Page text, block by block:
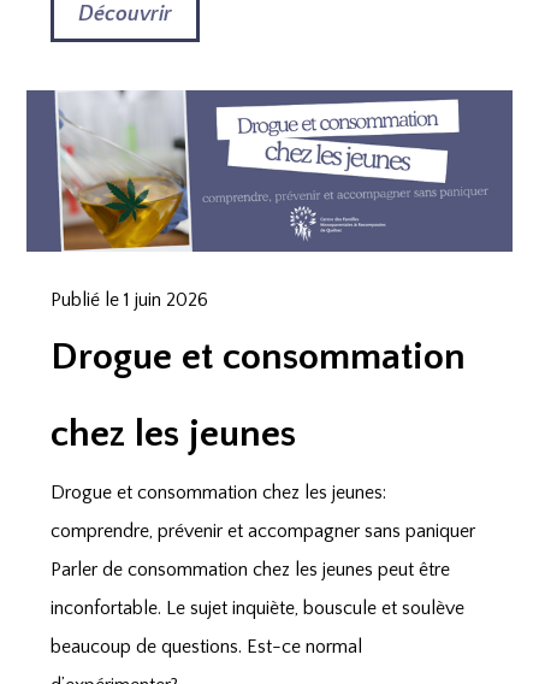
Découvrir
Publié le 1 juin 2026
Drogue et consommation
chez les jeunes
Drogue et consommation chez les jeunes:
comprendre, prévenir et accompagner sans paniquer
Parler de consommation chez les jeunes peut être
inconfortable. Le sujet inquiète, bouscule et soulève
beaucoup de questions. Est-ce normal